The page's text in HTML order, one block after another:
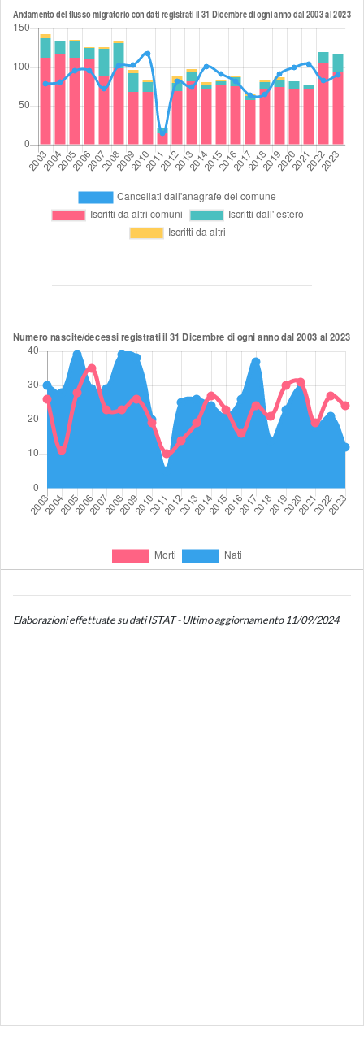
Elaborazioni effettuate su dati ISTAT - Ultimo aggiornamento 11/09/2024